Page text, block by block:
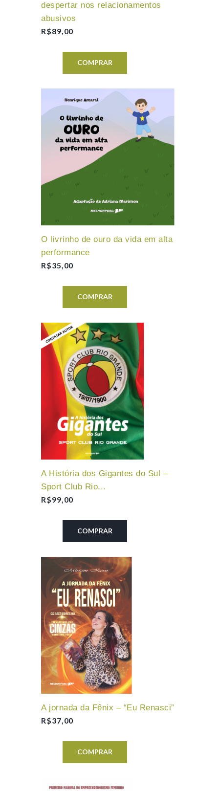
despertar nos relacionamentos
abusivos
R$89,00
COMPRAR
O livrinho de ouro da vida em alta
performance
R$35,00
COMPRAR
A História dos Gigantes do Sul –
Sport Club Rio...
R$99,00
COMPRAR
A jornada da Fênix – “Eu Renasci”
R$37,00
COMPRAR